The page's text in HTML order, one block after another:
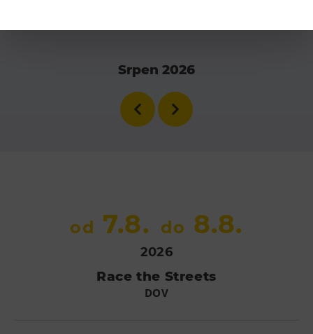
Gong
Hornické muzeum
Hornické muzeum
Srpen 2026
od 7.8. do 8.8.
2026
Race the Streets
DOV